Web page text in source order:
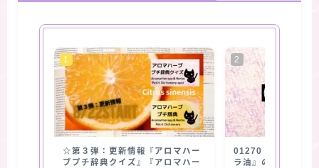
☆第３弾：更新情報『アロマハー
ブプチ辞典クイズ』『アロマハー
01270【抽出部位】
ラ油』の使用部位